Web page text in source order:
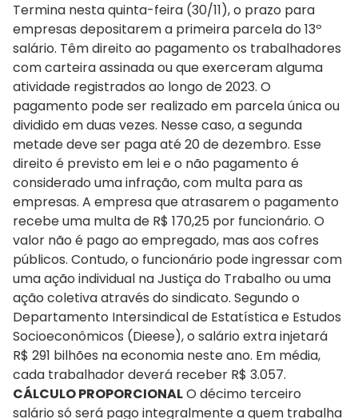
Termina nesta quinta-feira (30/11), o prazo para
empresas depositarem a primeira parcela do 13º
salário. Têm direito ao pagamento os trabalhadores
com carteira assinada ou que exerceram alguma
atividade registrados ao longo de 2023. O
pagamento pode ser realizado em parcela única ou
dividido em duas vezes. Nesse caso, a segunda
metade deve ser paga até 20 de dezembro. Esse
direito é previsto em lei e o não pagamento é
considerado uma infração, com multa para as
empresas. A empresa que atrasarem o pagamento
recebe uma multa de R$ 170,25 por funcionário. O
valor não é pago ao empregado, mas aos cofres
públicos. Contudo, o funcionário pode ingressar com
uma ação individual na Justiça do Trabalho ou uma
ação coletiva através do sindicato. Segundo o
Departamento Intersindical de Estatística e Estudos
Socioeconômicos (Dieese), o salário extra injetará
R$ 291 bilhões na economia neste ano. Em média,
cada trabalhador deverá receber R$ 3.057.
CÁLCULO PROPORCIONALO décimo terceiro
salário só será pago integralmente a quem trabalha